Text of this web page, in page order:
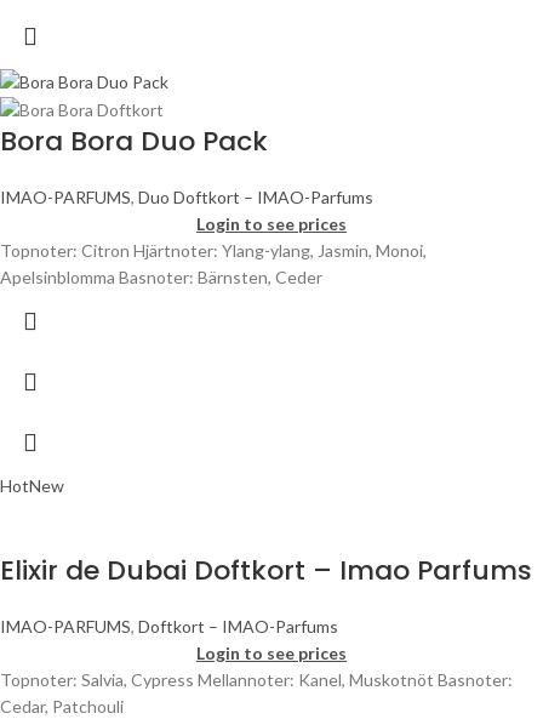
Bora Bora Duo Pack
IMAO-PARFUMS, Duo Doftkort – IMAO-Parfums
Login to see prices
Topnoter: Citron Hjärtnoter: Ylang-ylang, Jasmin, Monoi,
Apelsinblomma Basnoter: Bärnsten, Ceder
HotNew
Elixir de Dubai Doftkort – Imao Parfums
IMAO-PARFUMS, Doftkort – IMAO-Parfums
Login to see prices
Topnoter: Salvia, Cypress Mellannoter: Kanel, Muskotnöt Basnoter:
Cedar, Patchouli